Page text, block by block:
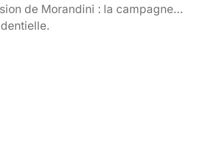
de Morandini : la campagne